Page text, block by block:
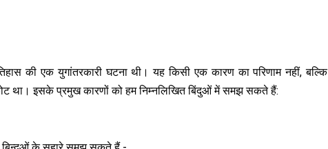
की एक युगांतरकारी घटना थी। यह किसी एक कारण का परिणाम नहीं, बल्कि
था। इसके प्रमुख कारणों को हम निम्नलिखित बिंदुओं में समझ सकते हैं: